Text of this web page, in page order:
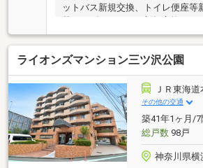
ットバス新規交換、トイレ便座等
替え、ダウンライト新規交換など
修繕工事実施済み●各種コンシェ
（一部有料）●竹中工務店・黒澤
法採用●ゆとりのある約１７．７
り内廊下設計●ペット飼育可（飼
ライオンズマンション三ツ沢公園
ＪＲ東海
その他の交通
築41年1ヶ月/7
総戸数98戸
神奈川県横